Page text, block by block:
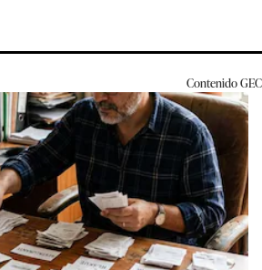
ContenidoGEC